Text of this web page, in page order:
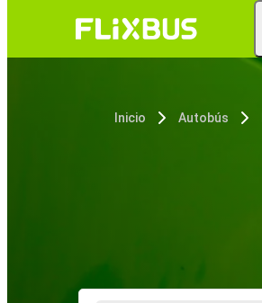
Inicio Autobús